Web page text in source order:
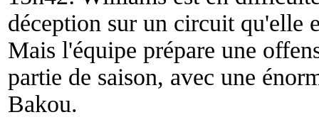
déception sur un circuit qu'elle
Mais l'équipe prépare une
partie de saison, avec une
Bakou.